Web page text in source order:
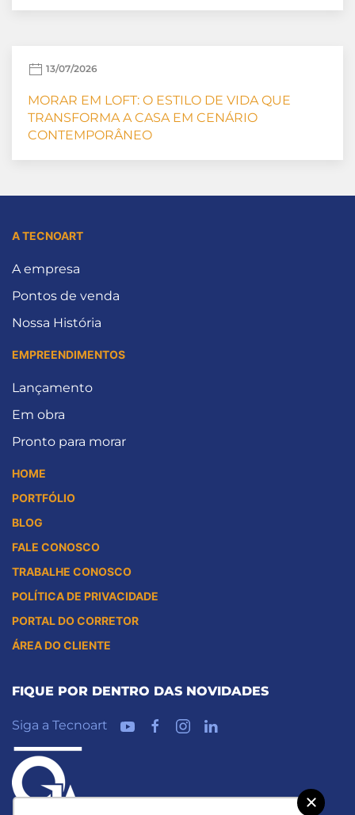
13/07/2026
MORAR EM LOFT: O ESTILO DE VIDA QUE
TRANSFORMA A CASA EM CENÁRIO
CONTEMPORÂNEO
A TECNOART
A empresa
Pontos de venda
Nossa História
EMPREENDIMENTOS
Lançamento
Em obra
Pronto para morar
HOME
PORTFÓLIO
BLOG
FALE CONOSCO
TRABALHE CONOSCO
POLÍTICA DE PRIVACIDADE
PORTAL DO CORRETOR
ÁREA DO CLIENTE
FIQUE POR DENTRO DAS NOVIDADES
Siga a Tecnoart